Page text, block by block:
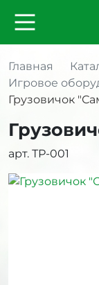
Главная
Игровое
Грузовичок
арт. ТР-001